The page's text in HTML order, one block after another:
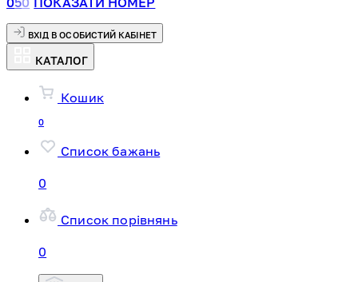
ВХІД В ОСОБИСТИЙ КАБІНЕТ
КАТАЛОГ
Кошик
0
Список бажань
0
Список порівнянь
0